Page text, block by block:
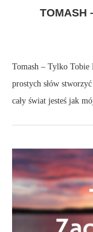
TOMASH
Tomash – Tylko Tobie
prostych słów
cały świat jesteś jak